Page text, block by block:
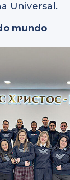
Universal.
mundo